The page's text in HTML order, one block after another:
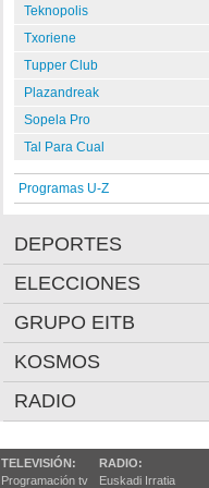
Teknopolis
Txoriene
Tupper Club
Plazandreak
Sopela Pro
Tal Para Cual
Programas U-Z
DEPORTES
ELECCIONES
GRUPO EITB
KOSMOS
RADIO
TELEVISIÓN:
Programación tv
RADIO:
Euskadi Irratia